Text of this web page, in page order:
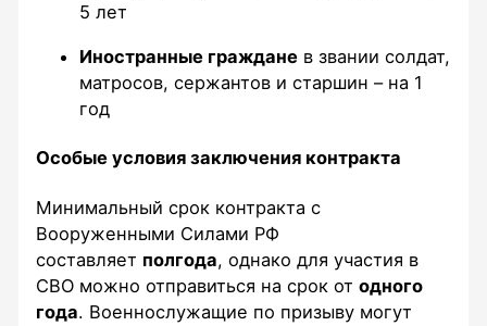
5 лет
Иностранные граждане в звании солдат,
матросов, сержантов и старшин – на 1
год
Особые условия заключения контракта
Минимальный срок контракта с
Вооруженными Силами РФ
составляет полгода, однако для участия в
СВО можно отправиться на срок отодного
года. Военнослужащие по призыву могут